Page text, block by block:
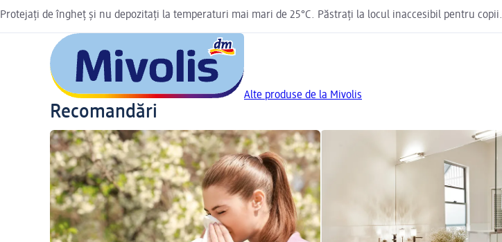
Protejați de îngheț și nu depozitați la temperaturi mai mari de 25°C. Păstrați la locul inaccesibil pentru copii.
Alte produse de la Mivolis
Recomandări